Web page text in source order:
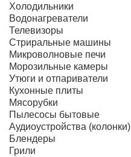
Холодильники
Водонагреватели
Телевизоры
Стриральные машины
Микроволновые печи
Морозильные камеры
Утюги и отпариватели
Кухонные плиты
Мясорубки
Пылесосы бытовые
Аудиоустройства (колонки)
Блендеры
Грили